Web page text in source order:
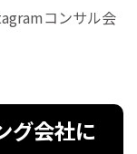
コンサル会
グ会社に